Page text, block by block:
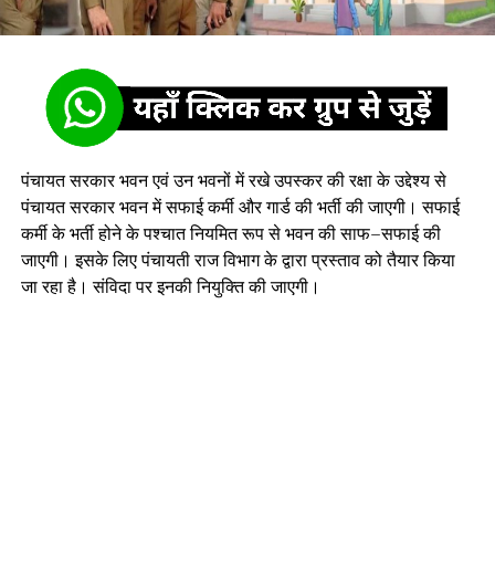
पंचायत सरकार भवन एवं उन भवनों में रखे उपस्कर की रक्षा के उद्देश्य से
पंचायत सरकार भवन में सफाई कर्मी और गार्ड की भर्ती की जाएगी। सफाई
कर्मी के भर्ती होने के पश्चात नियमित रूप से भवन की साफ–सफाई की
जाएगी। इसके लिए पंचायती राज विभाग के द्वारा प्रस्ताव को तैयार किया
जा रहा है। संविदा पर इनकी नियुक्ति की जाएगी।